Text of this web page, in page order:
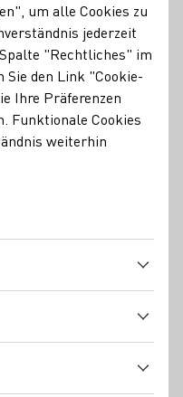
Straße
um alle Cookies zu
jederzeit
"Rechtliches" im
Sie den Link "Cookie-
Ihre Präferenzen
Funktionale Cookies
weiterhin